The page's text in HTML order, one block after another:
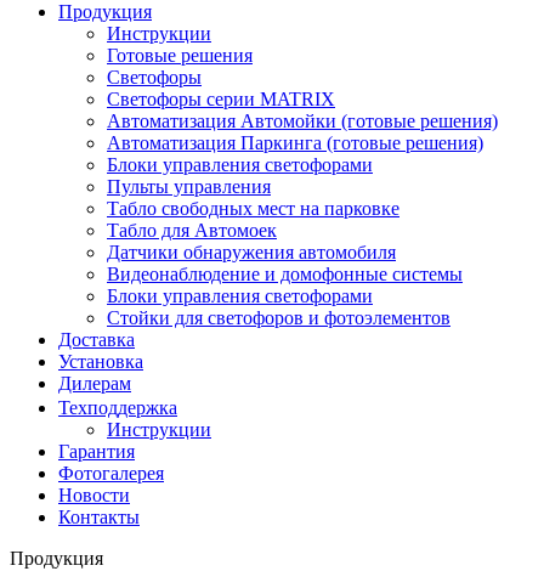
Продукция
Инструкции
Готовые решения
Светофоры
Светофоры серии MATRIX
Автоматизация Автомойки (готовые решения)
Автоматизация Паркинга (готовые решения)
Блоки управления светофорами
Пульты управления
Табло свободных мест на парковке
Табло для Автомоек
Датчики обнаружения автомобиля
Видеонаблюдение и домофонные системы
Блоки управления светофорами
Стойки для светофоров и фотоэлементов
Доставка
Установка
Дилерам
Техподдержка
Инструкции
Гарантия
Фотогалерея
Новости
Контакты
Продукция